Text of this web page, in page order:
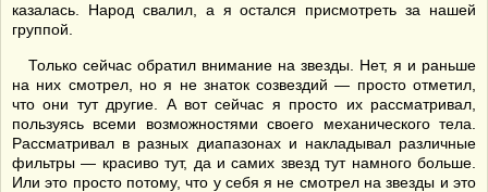
казалась. Народ свалил, а я остался присмотреть за нашей
группой.
Только сейчас обратил внимание на звезды. Нет, я и раньше
на них смотрел, но я не знаток созвездий — просто отметил,
что они тут другие. А вот сейчас я просто их рассматривал,
пользуясь всеми возможностями своего механического тела.
Рассматривал в разных диапазонах и накладывал различные
фильтры — красиво тут, да и самих звезд тут намного больше.
Или это просто потому, что у себя я не смотрел на звезды и это